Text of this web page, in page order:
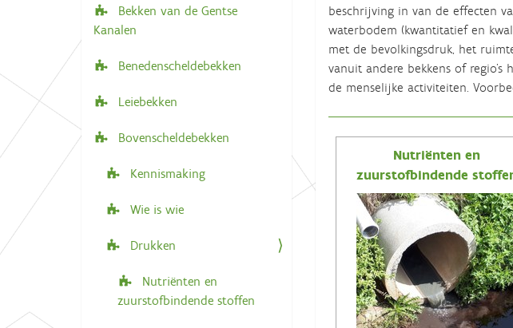
beschrijving in van de effecten
waterbodem (kwantitatief en
met de bevolkingsdruk, het
vanuit andere bekkens of
de menselijke activiteiten.
Nutriënten en
zuurstofbindende
g
t
Bekken van de Gentse
Kanalen
Benedenscheldebekken
Leiebekken
Bovenscheldebekken
Kennismaking
Wie is wie
Drukken
Nutriënten en
zuurstofbindende stoffen